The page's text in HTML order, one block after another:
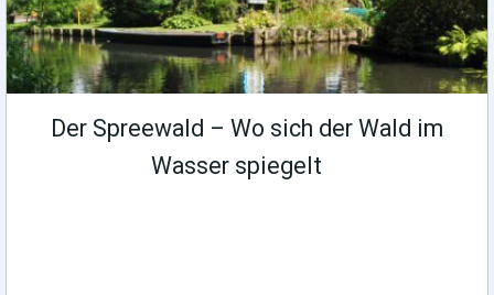
Der Spreewald – Wo sich der Wald im
Wasser spiegelt